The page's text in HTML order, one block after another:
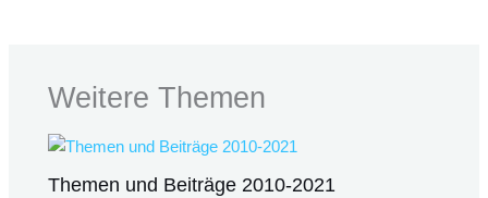
Weitere Themen
Themen und Beiträge 2010-2021